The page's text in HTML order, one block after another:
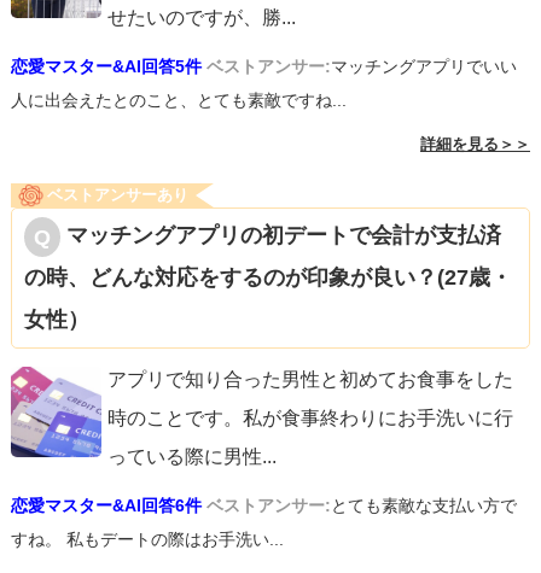
せたいのですが、勝...
恋愛マスター&AI回答5件 ベストアンサー:マッチングアプリでいい
人に出会えたとのこと、とても素敵ですね...
詳細を見る＞＞
ベストアンサーあり
マッチングアプリの初デートで会計が支払済
の時、どんな対応をするのが印象が良い？(27歳・
女性）
アプリで知り合った男性と初めてお食事をした
時のことです。私が食事終わりにお手洗いに行
っている際に男性...
恋愛マスター&AI回答6件 ベストアンサー:とても素敵な支払い方で
すね。 私もデートの際はお手洗い...